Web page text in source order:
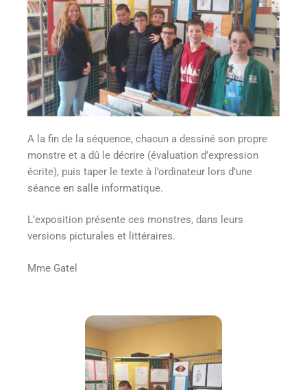
A la fin de la séquence, chacun a dessiné son propre
monstre et a dû le décrire (évaluation d’expression
écrite), puis taper le texte à l’ordinateur lors d’une
séance en salle informatique.
L’exposition présente ces monstres, dans leurs
versions picturales et littéraires.
Mme Gatel